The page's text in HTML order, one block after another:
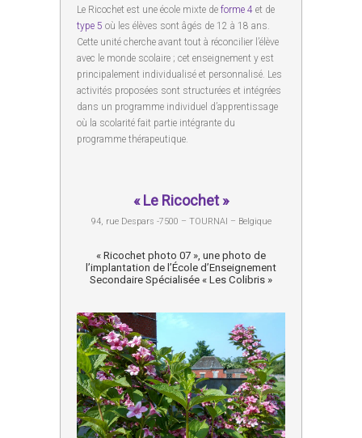
Le Ricochet est une école mixte de forme 4 et de
type 5 où les élèves sont âgés de 12 à 18 ans.
Cette unité cherche avant tout à réconcilier l’élève
avec le monde scolaire ; cet enseignement y est
principalement individualisé et personnalisé. Les
activités proposées sont structurées et intégrées
dans un programme individuel d’apprentissage
où la scolarité fait partie intégrante du
programme thérapeutique.
« Le Ricochet »
94, rue Despars -7500 – TOURNAI – Belgique
« Ricochet photo 07 », une photo de
l’implantation de l’École d’Enseignement
Secondaire Spécialisée « Les Colibris »